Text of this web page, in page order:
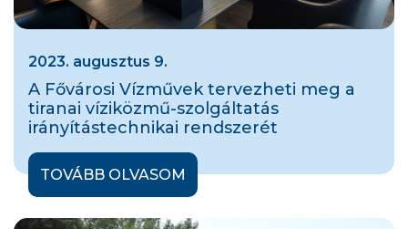
2023. augusztus 9.
A Fővárosi Vízművek tervezheti meg a
tiranai víziközmű-szolgáltatás
irányítástechnikai rendszerét
TOVÁBB OLVASOM